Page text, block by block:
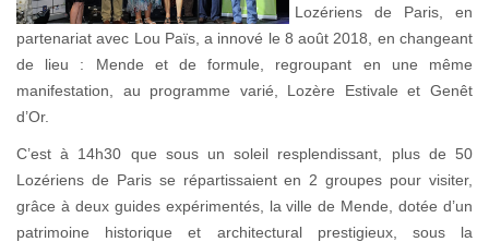
Lozériens de Paris, en
partenariat avec Lou Païs, a innové le 8 août 2018, en changeant
de lieu : Mende et de formule, regroupant en une même
manifestation, au programme varié, Lozère Estivale et Genêt
d’Or.
C’est à 14h30 que sous un soleil resplendissant, plus de 50
Lozériens de Paris se répartissaient en 2 groupes pour visiter,
grâce à deux guides expérimentés, la ville de Mende, dotée d’un
patrimoine historique et architectural prestigieux, sous la